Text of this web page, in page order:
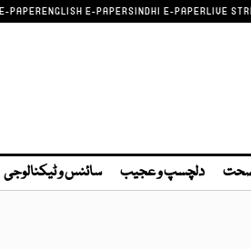
PAPERENGLISH E-PAPERSINDHI E-PAPERLIVE
دلچسپ و عجیب سائنس و ٹیکنالوجی